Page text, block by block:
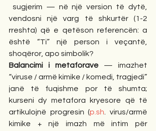
sugjerim — në një version të dytë,
vendosni një varg të shkurtër (1-2
rreshta) që e qetëson referencën: a
është “Ti” një person i veçantë,
shoqëror, apo simbolik?
Balancimi i metaforave — imazhet
“viruse / armë kimike / komedi, tragjedi”
janë të fuqishme por të shumta;
kurseni dy metafora kryesore që të
artikulojnë progresin (p.sh . virus/armë
kimike + një imazh më intim për